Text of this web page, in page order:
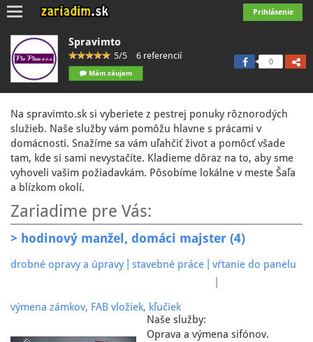
Prihlásenie
Toggle
Spravimto
5/5 6 referencií
0
Mám záujem
Na spravimto.sk si vyberiete z pestrej ponuky rôznorodých
služieb. Naše služby vám pomôžu hlavne s prácami v
domácnosti. Snažíme sa vám uľahčiť život a pomôcť všade
tam, kde si sami nevystačíte. Kladieme dôraz na to, aby sme
vyhoveli vašim požiadavkám. Pôsobíme lokálne v meste Šaľa
a blízkom okolí.
Zariadime pre Vás:
> hodinový manžel, domáci majster (4)
drobné opravy a úpravy stavebné práce
vŕtanie do panelu
výmena zámkov, FAB vložiek, kľučiek
Naše služby:
Oprava a výmena sifónov.